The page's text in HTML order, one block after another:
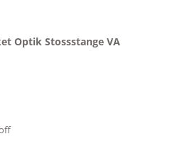
Optik Stossstange VA